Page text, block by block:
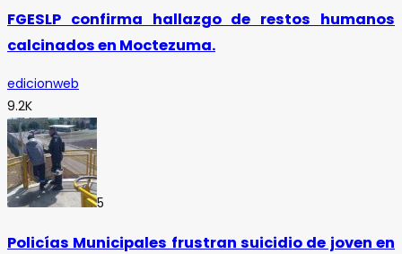
FGESLP confirma hallazgo de restos humanos
calcinados en Moctezuma.
edicionweb
9.2K
5
Policías Municipales frustran suicidio de joven en